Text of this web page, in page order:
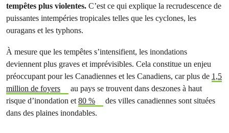
tempêtes plus violentes. C’est ce qui explique la recrudescence de
puissantes intempéries tropicales telles que les cyclones, les
ouragans et les typhons.
À mesure que les tempêtes s’intensifient, les inondations
deviennent plus graves et imprévisibles. Cela constitue un enjeu
préoccupant pour les Canadiennes et les Canadiens, car plus de 1,5
million de foyers
au pays se trouvent dans deszones à haut
risque d’inondation et 80 %
des villes canadiennes sont situées
dans des plaines inondables.